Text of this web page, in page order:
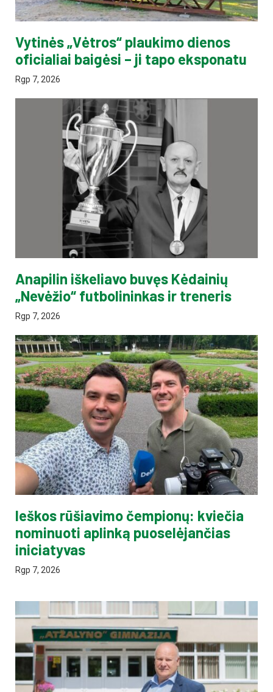
Vytinės „Vėtros“ plaukimo dienos
oficialiai baigėsi – ji tapo eksponatu
Rgp 7, 2026
Anapilin iškeliavo buvęs Kėdainių
„Nevėžio“ futbolininkas ir treneris
Rgp 7, 2026
Ieškos rūšiavimo čempionų: kviečia
nominuoti aplinką puoselėjančias
iniciatyvas
Rgp 7, 2026